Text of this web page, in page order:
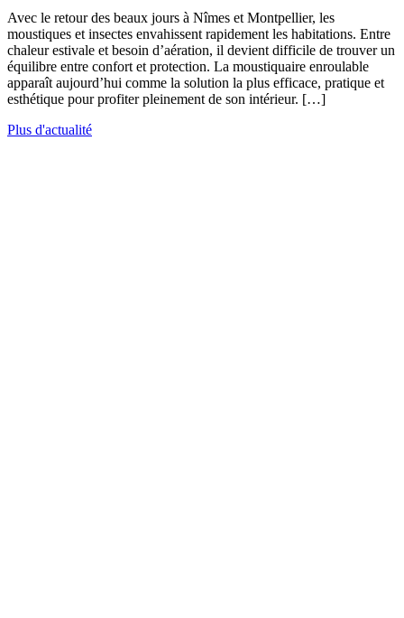
Avec le retour des beaux jours à Nîmes et Montpellier, les
moustiques et insectes envahissent rapidement les habitations. Entre
chaleur estivale et besoin d’aération, il devient difficile de trouver un
équilibre entre confort et protection. La moustiquaire enroulable
apparaît aujourd’hui comme la solution la plus efficace, pratique et
esthétique pour profiter pleinement de son intérieur. […]
Plus d'actualité